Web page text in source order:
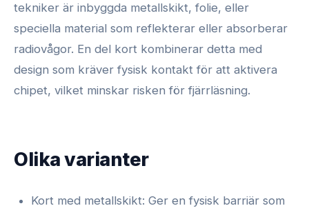
tekniker är inbyggda metallskikt, folie, eller
speciella material som reflekterar eller absorberar
radiovågor. En del kort kombinerar detta med
design som kräver fysisk kontakt för att aktivera
chipet, vilket minskar risken för fjärrläsning.
Olika varianter
Kort med metallskikt: Ger en fysisk barriär som